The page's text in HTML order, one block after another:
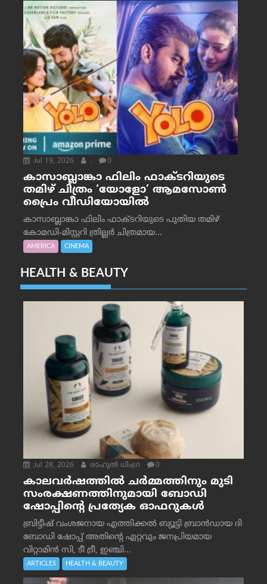
Jul 19, 2026 . 0
കാസാബ്ലാങ്കാ ഫിലിം ഫാക്ടറിയുടെ
തമിഴ് ചിത്രം ‘യോളോ’ ആമസോൺ
പ്രൈം വീഡിയോയിൽ
കാസാബ്ലാങ്കാ ഫിലിം ഫാക്ടറിയുടെ പുതിയ തമിഴ്
കോമഡി-മിസ്റ്ററി ത്രില്ലർ ചിത്രമായ...
AMERICA CINEMA
HEALTH & BEAUTY
Jul 28, 2026 രാഹുല്‍ ധിംഗ്ര 0
കാലവർഷത്തിൽ ചർമ്മത്തിനും മുടി
സംരക്ഷണത്തിനുമായി ബോഡി
ഷോപ്പിന്റെ പ്രത്യേക ഓഫറുകൾ
ബ്രിട്ടീഷ് വംശജനായ എത്തിക്കൽ ബ്യൂട്ടി ബ്രാൻഡായ ദി
ബോഡി ഷോപ്പ് അതിന്റെ ഏറ്റവും ജനപ്രിയമായ
വിറ്റാമിൻ സി, ടീ ട്രീ, ഇഞ്ചി...
ARTICLES HEALTH & BEAUTY